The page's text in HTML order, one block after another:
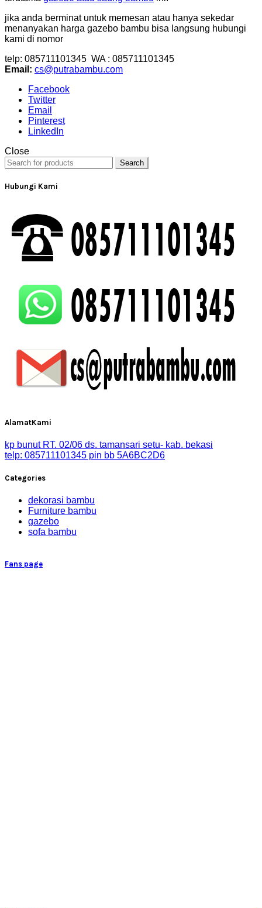
jika anda berminat untuk memesan atau hanya sekedar
menanyakan harga gazebo bambu bisa langsung hubungi
kami di nomor
telp: 085711101345 WA : 085711101345
Email: cs@putrabambu.com
Facebook
Twitter
Email
Pinterest
LinkedIn
Close
Search
Hubungi Kami
AlamatKami
kp bunut RT. 02/06 ds. tamansari setu- kab. bekasi
telp: 085711101345 pin bb 5A6BC2D6
Categories
dekorasi bambu
Furniture bambu
gazebo
sofa bambu
Fans page